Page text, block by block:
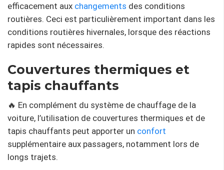
efficacement aux changements des conditions
routières. Ceci est particulièrement important dans les
conditions routières hivernales, lorsque des réactions
rapides sont nécessaires.
Couvertures thermiques et
tapis chauffants
🔥 En complément du système de chauffage de la
voiture, l’utilisation de couvertures thermiques et de
tapis chauffants peut apporter un confort
supplémentaire aux passagers, notamment lors de
longs trajets.